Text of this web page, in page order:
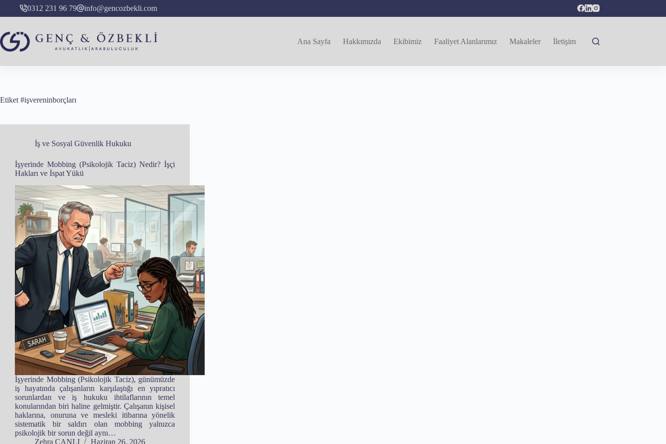
0312 231 96 79 info@gencozbekli.com
Ana Sayfa Hakkımızda Ekibimiz Faaliyet Alanlarımız Makaleler İletişim
Etiket #işvereninborçları
İş ve Sosyal Güvenlik Hukuku
İşyerinde Mobbing (Psikolojik Taciz) Nedir? İşçi
Hakları ve İspat Yükü
İşyerinde Mobbing (Psikolojik Taciz), günümüzde
iş hayatında çalışanların karşılaştığı en yıpratıcı
sorunlardan ve iş hukuku ihtilaflarının temel
konularından biri haline gelmiştir. Çalışanın kişisel
haklarına, onuruna ve mesleki itibarına yönelik
sistematik bir saldırı olan mobbing yalnızca
psikolojik bir sorun değil aynı…
Zehra CANLI
Haziran 26, 2026